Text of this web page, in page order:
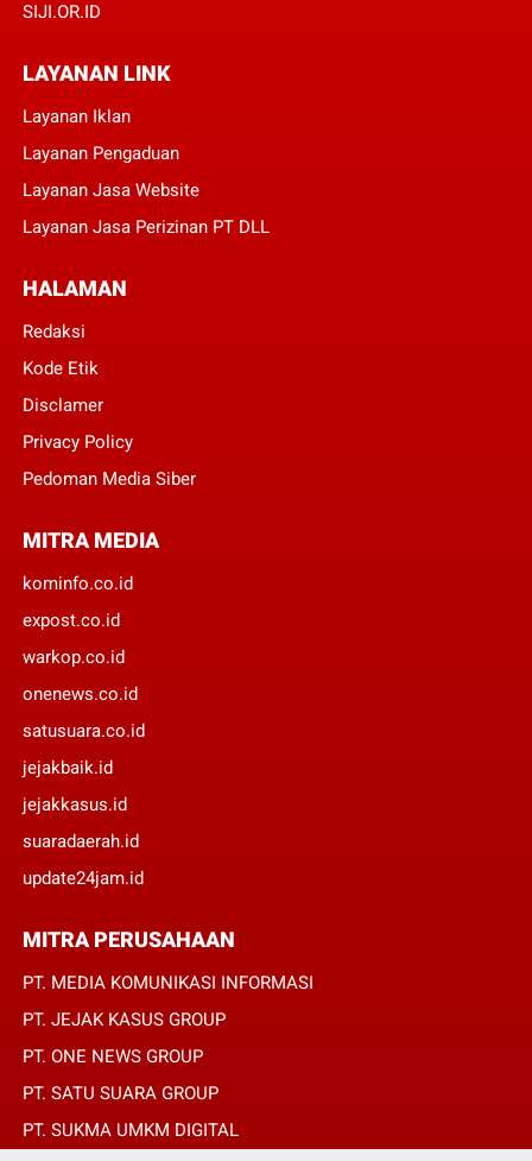
SIJI.OR.ID
LAYANAN LINK
Layanan Iklan
Layanan Pengaduan
Layanan Jasa Website
Layanan Jasa Perizinan PT DLL
HALAMAN
Redaksi
Kode Etik
Disclamer
Privacy Policy
Pedoman Media Siber
MITRA MEDIA
kominfo.co.id
expost.co.id
warkop.co.id
onenews.co.id
satusuara.co.id
jejakbaik.id
jejakkasus.id
suaradaerah.id
update24jam.id
MITRA PERUSAHAAN
PT. MEDIA KOMUNIKASI INFORMASI
PT. JEJAK KASUS GROUP
PT. ONE NEWS GROUP
PT. SATU SUARA GROUP
PT. SUKMA UMKM DIGITAL